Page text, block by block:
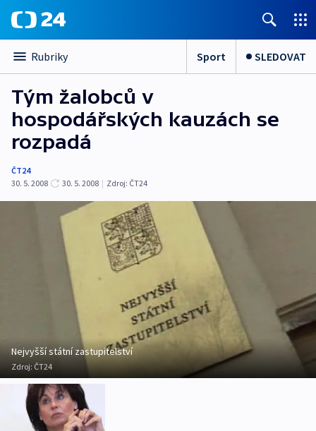
Rubriky Sport SLEDOVAT
Tým žalobců v
hospodářských kauzách se
rozpadá
ČT24
30. 5. 2008
30. 5. 2008 | Zdroj: ČT24
Nejvyšší státní zastupitelství
Zdroj: ČT24